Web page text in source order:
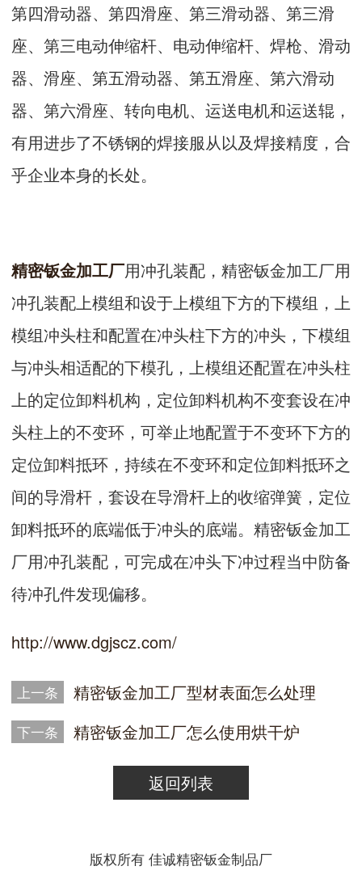
第四滑动器、第四滑座、第三滑动器、第三滑
座、第三电动伸缩杆、电动伸缩杆、焊枪、滑动
器、滑座、第五滑动器、第五滑座、第六滑动
器、第六滑座、转向电机、运送电机和运送辊，
有用进步了不锈钢的焊接服从以及焊接精度，合
乎企业本身的长处。
精密钣金加工厂用冲孔装配，精密钣金加工厂用
冲孔装配上模组和设于上模组下方的下模组，上
模组冲头柱和配置在冲头柱下方的冲头，下模组
与冲头相适配的下模孔，上模组还配置在冲头柱
上的定位卸料机构，定位卸料机构不变套设在冲
头柱上的不变环，可举止地配置于不变环下方的
定位卸料抵环，持续在不变环和定位卸料抵环之
间的导滑杆，套设在导滑杆上的收缩弹簧，定位
卸料抵环的底端低于冲头的底端。精密钣金加工
厂用冲孔装配，可完成在冲头下冲过程当中防备
待冲孔件发现偏移。
http://www.dgjscz.com/
上一条 精密钣金加工厂型材表面怎么处理
下一条 精密钣金加工厂怎么使用烘干炉
返回列表
版权所有 佳诚精密钣金制品厂